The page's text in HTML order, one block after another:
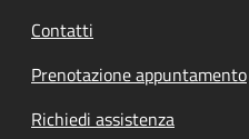
Contatti
Prenotazione appuntamento
Richiedi assistenza